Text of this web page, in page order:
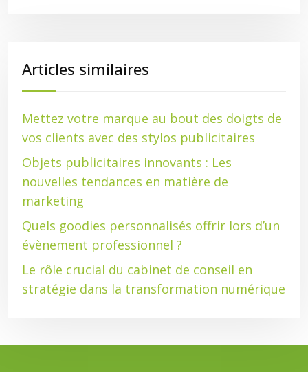
Articles similaires
Mettez votre marque au bout des doigts de
vos clients avec des stylos publicitaires
Objets publicitaires innovants : Les
nouvelles tendances en matière de
marketing
Quels goodies personnalisés offrir lors d’un
évènement professionnel ?
Le rôle crucial du cabinet de conseil en
stratégie dans la transformation numérique